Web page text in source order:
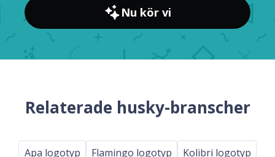
Nu kör vi
Relaterade husky-branscher
Apa logotyp Flamingo logotyp
Kolibri logotyp